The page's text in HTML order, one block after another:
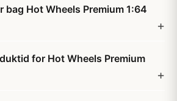
Hot Wheels Premium 1:64
for Hot Wheels Premium